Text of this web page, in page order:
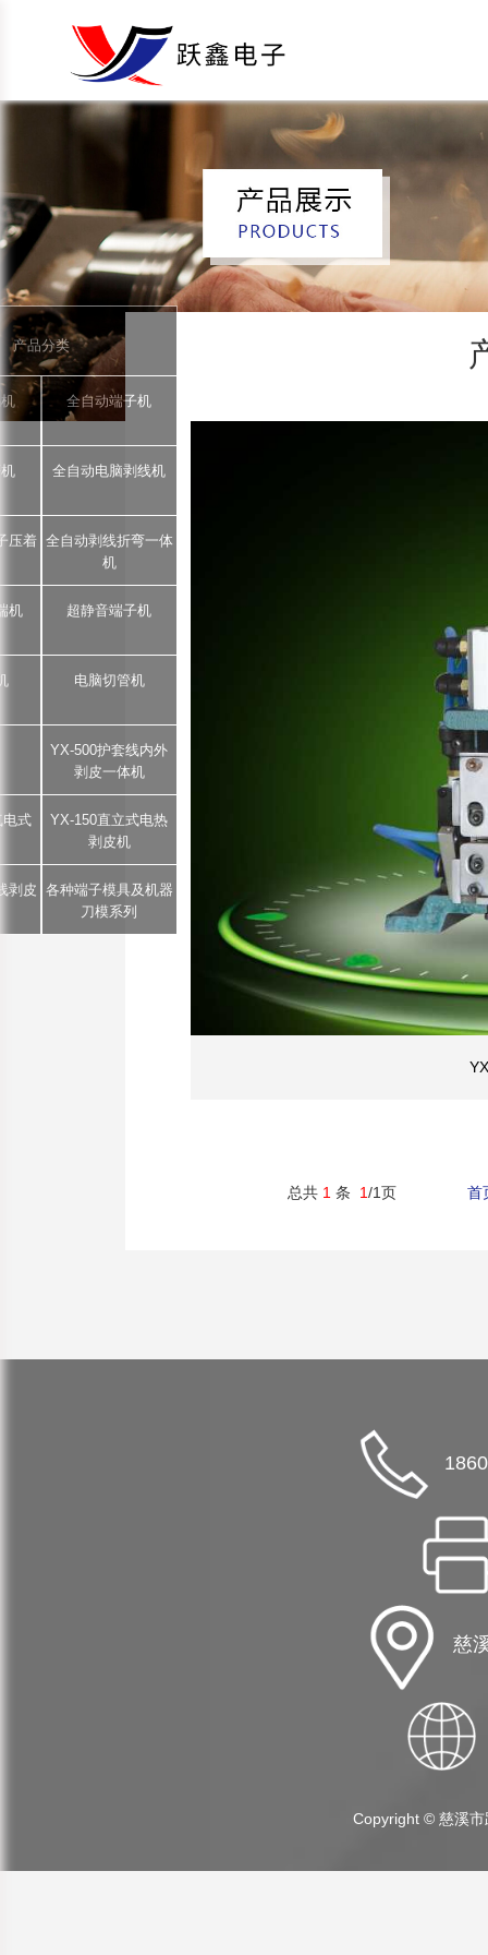
产品分类
全自动端子机
全自动电脑剥线机
压着 全自动剥线折弯一体
机
机 超静音端子机
电脑切管机
YX-500护套线内外
剥皮一体机
电式
YX-150直立式电热
剥皮机
剥皮 各种端子模具及机器
刀模系列
总共 1 条 1/1页 首
慈
Copyright © 慈溪